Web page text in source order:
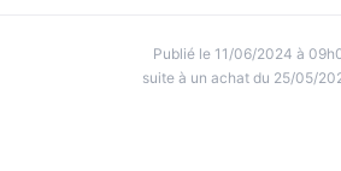
Publié le 11/06/2024 à
suite à un achat du 25/05/